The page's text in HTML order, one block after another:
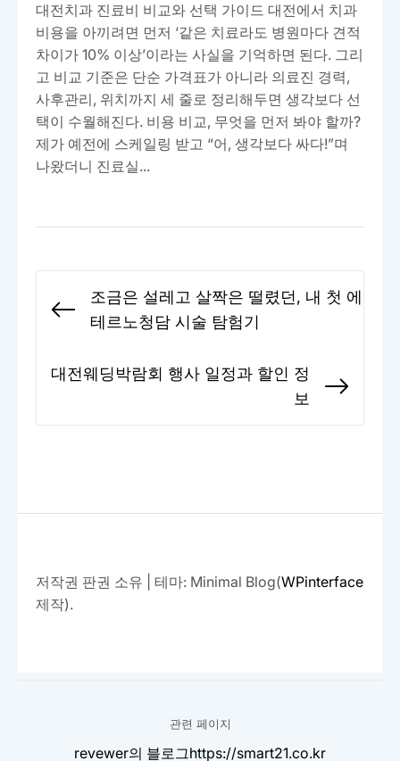
대전치과 진료비 비교와 선택 가이드 대전에서 치과
비용을 아끼려면 먼저 ‘같은 치료라도 병원마다 견적
차이가 10% 이상’이라는 사실을 기억하면 된다. 그리
고 비교 기준은 단순 가격표가 아니라 의료진 경력,
사후관리, 위치까지 세 줄로 정리해두면 생각보다 선
택이 수월해진다. 비용 비교, 무엇을 먼저 봐야 할까?
제가 예전에 스케일링 받고 “어, 생각보다 싸다!”며
나왔더니 진료실...
탐
Previous
조금은 설레고 살짝은 떨렸던, 내 첫 에
테르노청담 시술 탐험기
대전웨딩박람회 행사 일정과 할인 정
보
저작권 판권 소유 테마: Minimal Blog(WPinterface
제작).
관련 페이지
revewer의 블로그https://smart21.co.kr